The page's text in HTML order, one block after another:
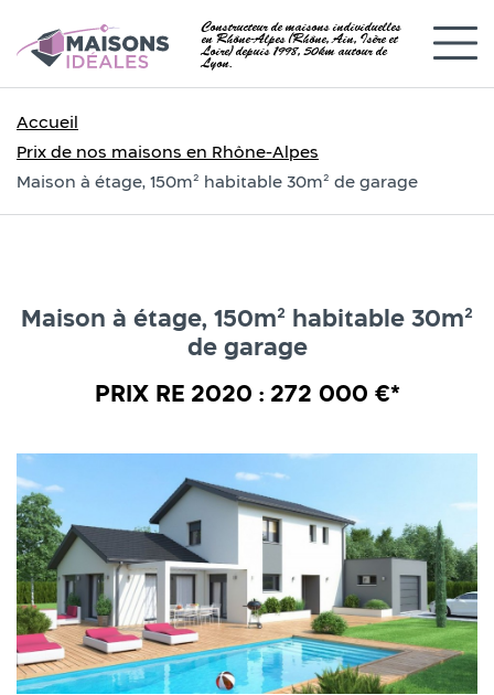
Constructeur de maisons individuelles
en Rhône-Alpes (Rhône, Ain, Isère et
Loire) depuis 1998, 50km autour de
Lyon.
Accueil
Prix de nos maisons en Rhône-Alpes
Maison à étage, 150m² habitable 30m² de garage
Maison à étage, 150m² habitable 30m²
de garage
PRIX RE 2020 : 272 000 €*